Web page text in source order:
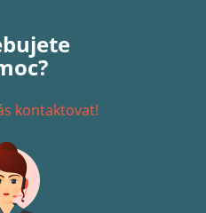
kontaktovat!